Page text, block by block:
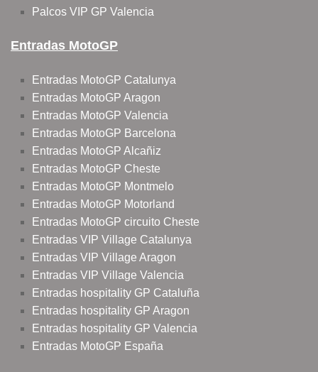
Palcos VIP GP Valencia
Entradas MotoGP
Entradas MotoGP Catalunya
Entradas MotoGP Aragon
Entradas MotoGP Valencia
Entradas MotoGP Barcelona
Entradas MotoGP Alcañiz
Entradas MotoGP Cheste
Entradas MotoGP Montmelo
Entradas MotoGP Motorland
Entradas MotoGP circuito Cheste
Entradas VIP Village Catalunya
Entradas VIP Village Aragon
Entradas VIP Village Valencia
Entradas hospitality GP Cataluña
Entradas hospitality GP Aragon
Entradas hospitality GP Valencia
Entradas MotoGP España